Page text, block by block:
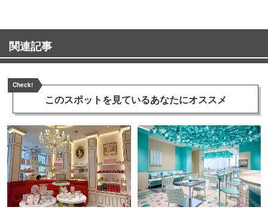
関連記事
Check!
このスポットを見ているあなたにオススメ